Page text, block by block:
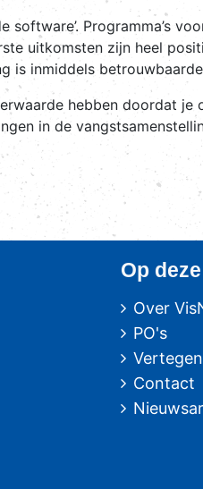
software’. Programma’s
uitkomsten zijn heel
is inmiddels
hebben doordat
in de
Op
Over
PO's
Contact